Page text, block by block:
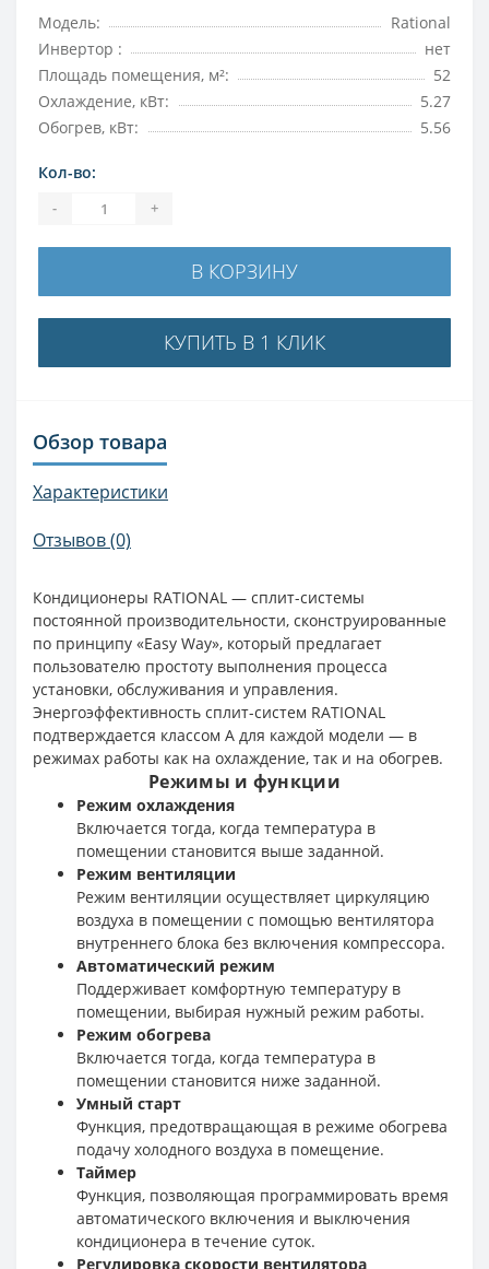
Модель:
Rational
Инвертор :
нет
Площадь помещения, м²:
52
Охлаждение, кВт:
5.27
Обогрев, кВт:
5.56
Кол-во:
- +
В КОРЗИНУ
КУПИТЬ В 1 КЛИК
Обзор товара
Характеристики
Отзывов (0)
Кондиционеры RATIONAL — сплит-системы
постоянной производительности, сконструированные
по принципу «Easy Way», который предлагает
пользователю простоту выполнения процесса
установки, обслуживания и управления.
Энергоэффективность сплит-систем RATIONAL
подтверждается классом А для каждой модели — в
режимах работы как на охлаждение, так и на обогрев.
Режимы и функции
Режим охлаждения
Включается тогда, когда температура в
помещении становится выше заданной.
Режим вентиляции
Режим вентиляции осуществляет циркуляцию
воздуха в помещении с помощью вентилятора
внутреннего блока без включения компрессора.
Автоматический режим
Поддерживает комфортную температуру в
помещении, выбирая нужный режим работы.
Режим обогрева
Включается тогда, когда температура в
помещении становится ниже заданной.
Умный старт
Функция, предотвращающая в режиме обогрева
подачу холодного воздуха в помещение.
Таймер
Функция, позволяющая программировать время
автоматического включения и выключения
кондиционера в течение суток.
Регулировка скорости вентилятора